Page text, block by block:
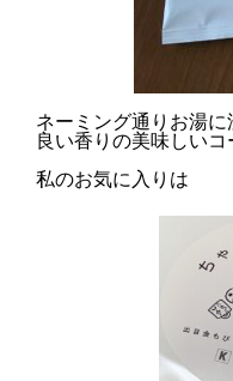
ネーミング通りお湯に
良い香りの美味しいコ
私のお気に入りは